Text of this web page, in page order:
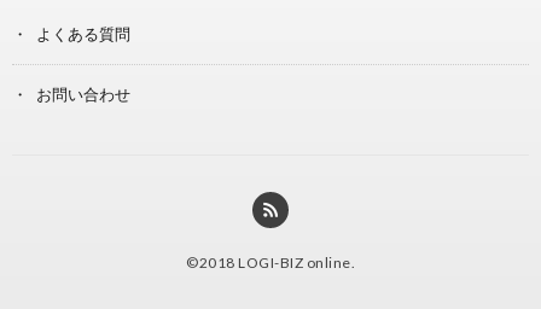
よくある質問
お問い合わせ
©2018 LOGI-BIZ online